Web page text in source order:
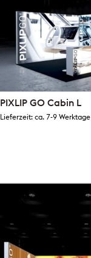
PIXLIP GO Cabin L
Lieferzeit: ca. 7-9 Werktage